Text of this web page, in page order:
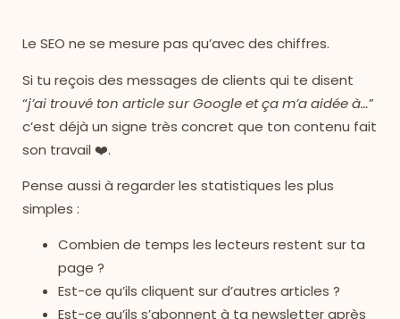
Le SEO ne se mesure pas qu’avec des chiffres.
Si tu reçois des messages de clients qui te disent
“j’ai trouvé ton article sur Google et ça m’a aidée à…”
c’est déjà un signe très concret que ton contenu fait
son travail ❤️.
Pense aussi à regarder les statistiques les plus
simples :
Combien de temps les lecteurs restent sur ta
page ?
Est-ce qu’ils cliquent sur d’autres articles ?
Est-ce qu’ils s’abonnent à ta newsletter après